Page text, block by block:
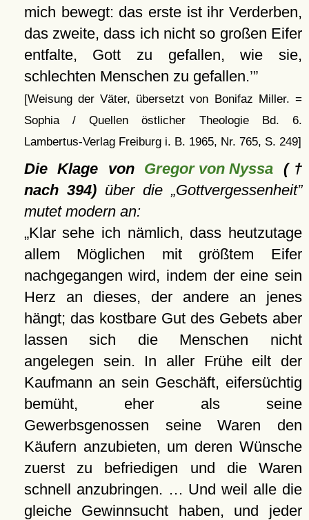
mich bewegt: das erste ist ihr Verderben,
das zweite, dass ich nicht so großen Eifer
entfalte, Gott zu gefallen, wie sie,
schlechten Menschen zu gefallen.
[Weisung der Väter, übersetzt von Bonifaz Miller. =
Sophia / Quellen östlicher Theologie Bd. 6.
Lambertus-Verlag Freiburg i. B. 1965, Nr. 765, S. 249]
Die Klage von Gregor von Nyssa (†
nach 394)über die
Gottvergessenheit
mutet modern an:
Klar sehe ich nämlich, dass heutzutage
allem Möglichen mit größtem Eifer
nachgegangen wird, indem der eine sein
Herz an dieses, der andere an jenes
hängt; das kostbare Gut des Gebets aber
lassen sich die Menschen nicht
angelegen sein. In aller Frühe eilt der
Kaufmann an sein Geschäft, eifersüchtig
bemüht, eher als seine
Gewerbsgenossen seine Waren den
Käufern anzubieten, um deren Wünsche
zuerst zu befriedigen und die Waren
schnell anzubringen. … Und weil alle die
gleiche Gewinnsucht haben, und jeder